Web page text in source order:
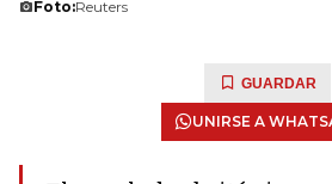
Foto:Reuters
GUARDAR
UNIRSE A